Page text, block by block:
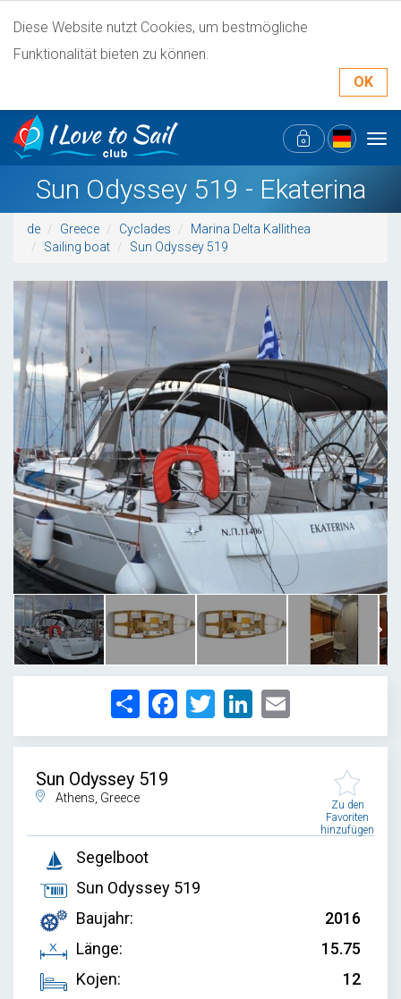
Diese Website nutzt Cookies, um bestmögliche
Funktionalität bieten zu können.
OK
Sun Odyssey 519 - Ekaterina
de Greece Cyclades
Marina Delta Kallithea
Sailing boat
Sun Odyssey 519
1/9
Share FacebookTwitter LinkedIn
Sun Odyssey 519
Athens, Greece
Zu den
Favoriten
hinzufügen
Segelboot
Sun Odyssey 519
Baujahr:
2016
Länge:
15.75
Kojen:
12